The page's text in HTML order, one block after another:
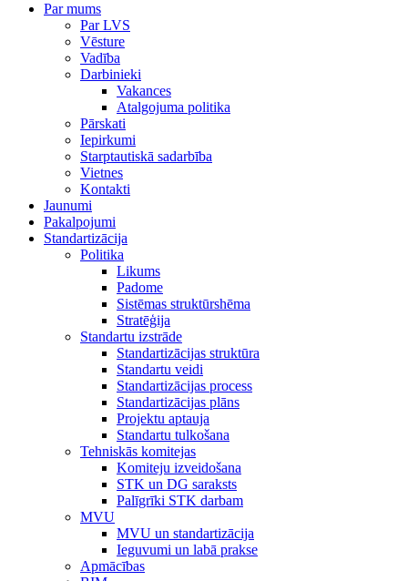
Par mums
Par LVS
Vēsture
Vadība
Darbinieki
Vakances
Atalgojuma politika
Pārskati
Iepirkumi
Starptautiskā sadarbība
Vietnes
Kontakti
Jaunumi
Pakalpojumi
Standartizācija
Politika
Likums
Padome
Sistēmas struktūrshēma
Stratēģija
Standartu izstrāde
Standartizācijas struktūra
Standartu veidi
Standartizācijas process
Standartizācijas plāns
Projektu aptauja
Standartu tulkošana
Tehniskās komitejas
Komiteju izveidošana
STK un DG saraksts
Palīgrīki STK darbam
MVU
MVU un standartizācija
Ieguvumi un labā prakse
Apmācības